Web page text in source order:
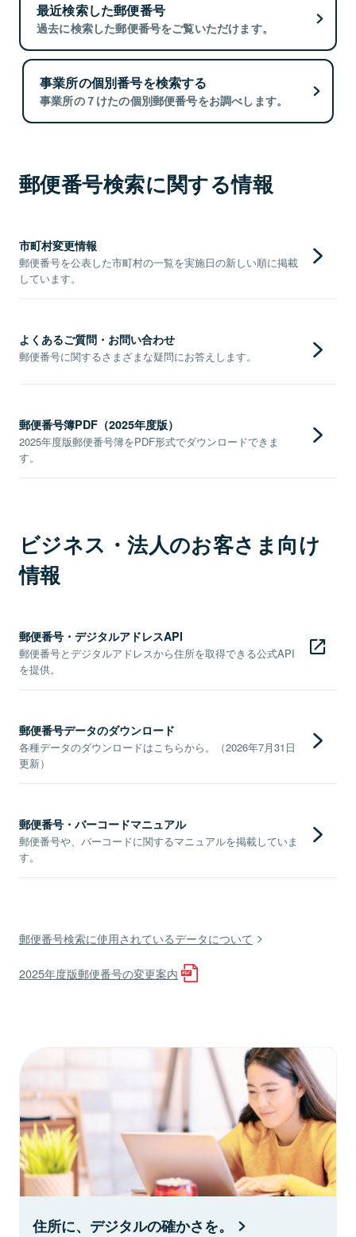
最近検索した郵便番号
過去に検索した郵便番号をご覧いただけます。
事業所の個別番号を検索する
事業所の７けたの個別郵便番号をお調べします。
郵便番号検索に関する情報
市町村変更情報
郵便番号を公表した市町村の一覧を実施日の新しい順に掲載
しています。
よくあるご質問・お問い合わせ
郵便番号に関するさまざまな疑問にお答えします。
郵便番号簿PDF（2025年度版）
2025年度版郵便番号簿をPDF形式でダウンロードできま
す。
ビジネス・法人のお客さま向け
情報
郵便番号・デジタルアドレスAPI
郵便番号とデジタルアドレスから住所を取得できる公式API
を提供。
郵便番号データのダウンロード
各種データのダウンロードはこちらから。（2026年7月31日
更新）
郵便番号・バーコードマニュアル
郵便番号や、バーコードに関するマニュアルを掲載していま
す。
郵便番号検索に使用されているデータについて
2025年度版郵便番号の変更案内
住所に、デジタルの確かさを。